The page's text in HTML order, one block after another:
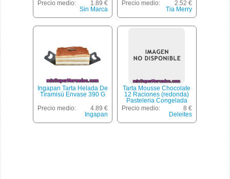
Unidades
Precio medio:
1.89 €
Sin Marca
Precio medio:
2.52 €
Tia Merry
Ingapan Tarta Helada De
Tiramisú Envase 390 G
Precio medio:
4.89 €
Ingapan
Tarta Mousse Chocolate
12 Raciones (redonda)
Pasteleria Congelada
Horno ***producto
Mejorado***, Deleites, 1 U
Precio medio:
8 €
Deleites